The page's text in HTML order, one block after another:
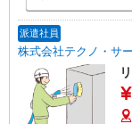
派遣社員
株式会社テクノ・サ